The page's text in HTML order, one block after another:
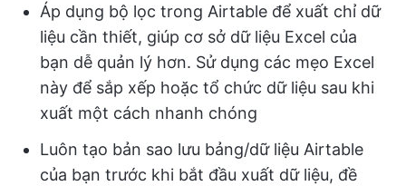
Áp dụng bộ lọc trong Airtable để xuất chỉ dữ
liệu cần thiết, giúp cơ sở dữ liệu Excel của
bạn dễ quản lý hơn. Sử dụng các mẹo Excel
này để sắp xếp hoặc tổ chức dữ liệu sau khi
xuất một cách nhanh chóng
Luôn tạo bản sao lưu bảng/dữ liệu Airtable
của bạn trước khi bắt đầu xuất dữ liệu, đề